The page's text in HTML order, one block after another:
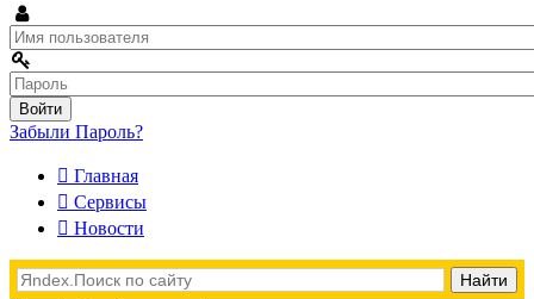
Забыли Пароль?
Главная
Сервисы
Новости